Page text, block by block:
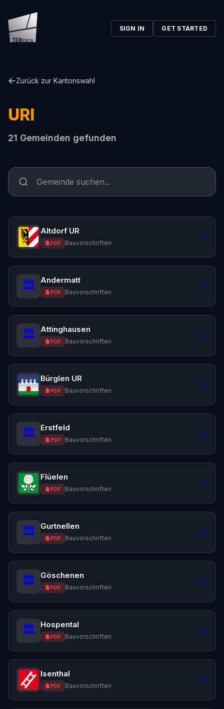
SIGN IN GET STARTED
Zurück zur Kantonswahl
URI
21 Gemeinden gefunden
Altdorf UR
PDF Bauvorschriften
🏛️ Andermatt
PDF Bauvorschriften
🏛️ Attinghausen
PDF Bauvorschriften
Bürglen UR
PDF Bauvorschriften
🏛️ Erstfeld
PDF Bauvorschriften
Flüelen
PDF Bauvorschriften
🏛️ Gurtnellen
PDF Bauvorschriften
🏛️ Göschenen
PDF Bauvorschriften
🏛️ Hospental
PDF Bauvorschriften
Isenthal
PDF Bauvorschriften